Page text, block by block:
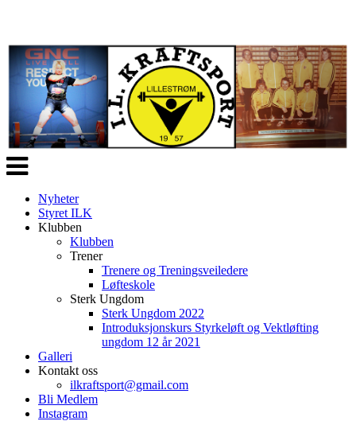
Veksle
navigasjon
Nyheter
Styret ILK
Klubben
Klubben
Trener
Trenere og Treningsveiledere
Løfteskole
Sterk Ungdom
Sterk Ungdom 2022
Introduksjonskurs Styrkeløft og Vektløfting
ungdom 12 år 2021
Galleri
Kontakt oss
ilkraftsport@gmail.com
Bli Medlem
Instagram